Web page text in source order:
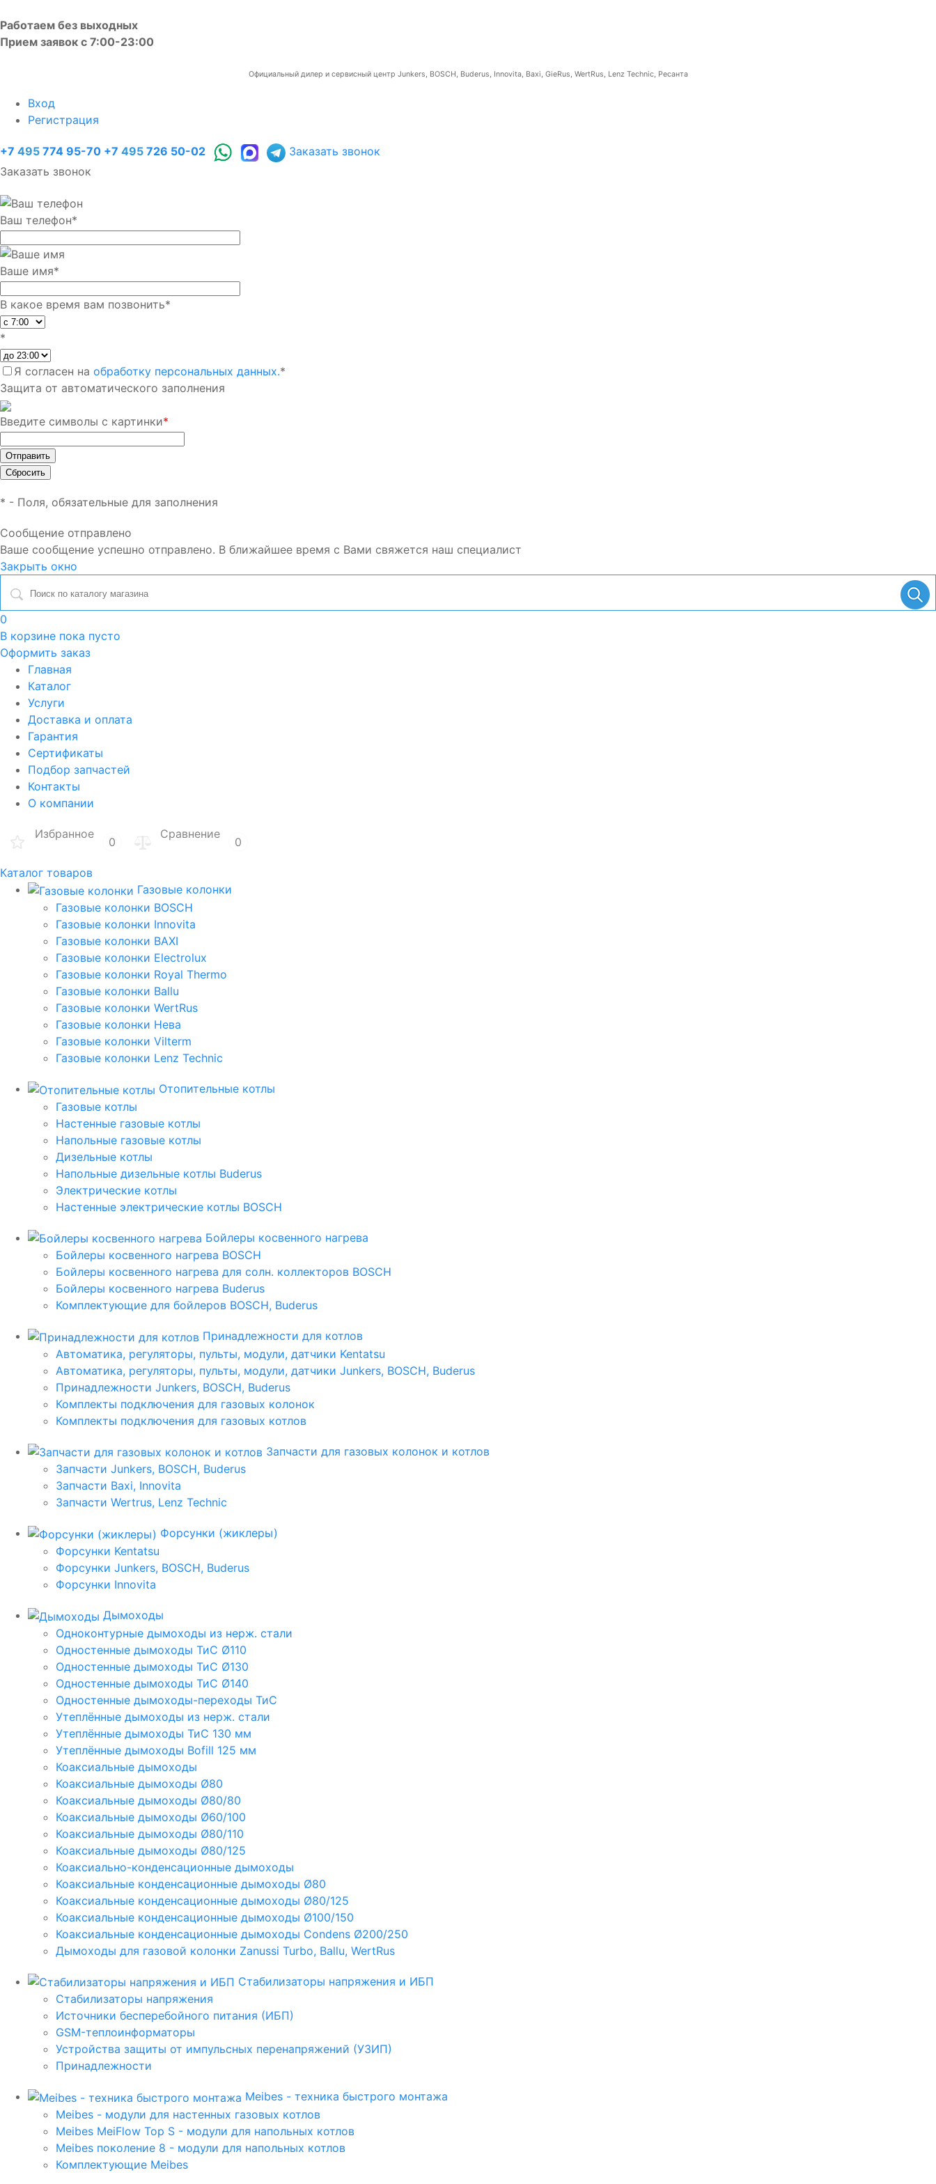
Работаем без выходных
Прием заявок с 7:00-23:00
Официальный дилер и сервисный центр Junkers, BOSCH, Buderus, Innovita, Baxi, GieRus, WertRus, Lenz Technic, Ресанта
Вход
Регистрация
+7 495 774 95-70 +7 495 726 50-02
Заказать звонок
Заказать звонок
Ваш телефон*
Ваше имя*
В какое время вам позвонить*
*
Я согласен на обработку персональных данных.*
Защита от автоматического заполнения
Введите символы с картинки*
* - Поля, обязательные для заполнения
Сообщение отправлено
Ваше сообщение успешно отправлено. В ближайшее время с Вами свяжется наш специалист
Закрыть окно
0
В корзине пока пусто
Оформить заказ
Главная
Каталог
Услуги
Доставка и оплата
Гарантия
Сертификаты
Подбор запчастей
Контакты
О компании
Избранное
0
Сравнение
0
Каталог товаров
Газовые колонки
Газовые колонки BOSCH
Газовые колонки Innovita
Газовые колонки BAXI
Газовые колонки Electrolux
Газовые колонки Royal Thermo
Газовые колонки Ballu
Газовые колонки WertRus
Газовые колонки Нева
Газовые колонки Vilterm
Газовые колонки Lenz Technic
Отопительные котлы
Газовые котлы
Настенные газовые котлы
Напольные газовые котлы
Дизельные котлы
Напольные дизельные котлы Buderus
Электрические котлы
Настенные электрические котлы BOSCH
Бойлеры косвенного нагрева
Бойлеры косвенного нагрева BOSCH
Бойлеры косвенного нагрева для солн. коллекторов BOSCH
Бойлеры косвенного нагрева Buderus
Комплектующие для бойлеров BOSCH, Buderus
Принадлежности для котлов
Автоматика, регуляторы, пульты, модули, датчики Kentatsu
Автоматика, регуляторы, пульты, модули, датчики Junkers, BOSCH, Buderus
Принадлежности Junkers, BOSCH, Buderus
Комплекты подключения для газовых колонок
Комплекты подключения для газовых котлов
Запчасти для газовых колонок и котлов
Запчасти Junkers, BOSCH, Buderus
Запчасти Baxi, Innovita
Запчасти Wertrus, Lenz Technic
Форсунки (жиклеры)
Форсунки Kentatsu
Форсунки Junkers, BOSCH, Buderus
Форсунки Innovita
Дымоходы
Одноконтурные дымоходы из нерж. стали
Одностенные дымоходы ТиС Ø110
Одностенные дымоходы ТиС Ø130
Одностенные дымоходы ТиС Ø140
Одностенные дымоходы-переходы ТиС
Утеплённые дымоходы из нерж. стали
Утеплённые дымоходы ТиС 130 мм
Утеплённые дымоходы Bofill 125 мм
Коаксиальные дымоходы
Коаксиальные дымоходы Ø80
Коаксиальные дымоходы Ø80/80
Коаксиальные дымоходы Ø60/100
Коаксиальные дымоходы Ø80/110
Коаксиальные дымоходы Ø80/125
Коаксиально-конденсационные дымоходы
Коаксиальные конденсационные дымоходы Ø80
Коаксиальные конденсационные дымоходы Ø80/125
Коаксиальные конденсационные дымоходы Ø100/150
Коаксиальные конденсационные дымоходы Condens Ø200/250
Дымоходы для газовой колонки Zanussi Turbo, Ballu, WertRus
Стабилизаторы напряжения и ИБП
Стабилизаторы напряжения
Источники бесперебойного питания (ИБП)
GSM-теплоинформаторы
Устройства защиты от импульсных перенапряжений (УЗИП)
Принадлежности
Meibes - техника быстрого монтажа
Meibes - модули для настенных газовых котлов
Meibes MeiFlow Top S - модули для напольных котлов
Meibes поколение 8 - модули для напольных котлов
Комплектующие Meibes